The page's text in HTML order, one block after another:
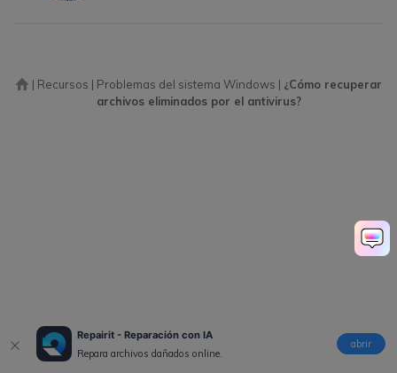
Repairit - Reparación con IA
Repara archivos dañados online.
abrir
| Recursos | Problemas del sistema Windows | ¿Cómo recuperar
archivos eliminados por el antivirus?